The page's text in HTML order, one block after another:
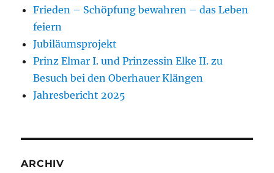
Frieden – Schöpfung bewahren – das Leben
feiern
Jubiläumsprojekt
Prinz Elmar I. und Prinzessin Elke II. zu
Besuch bei den Oberhauer Klängen
Jahresbericht 2025
ARCHIV